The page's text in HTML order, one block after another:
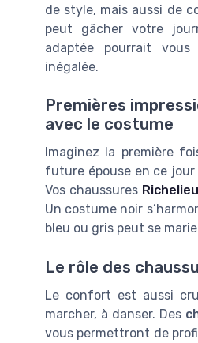
de style, mais aussi de
peut gâcher votre
adaptée pourrait
inégalée.
Premières
avec le costume
Imaginez la première
future épouse en ce
Vos chaussures Richelieu
Un costume noir
bleu ou gris peut se
Le rôle des
Le confort est aussi
marcher, à danser. Des
vous permettront de